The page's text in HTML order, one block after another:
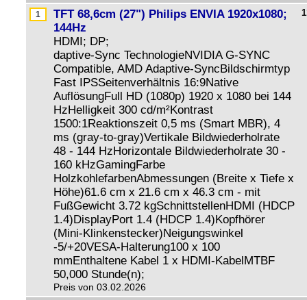
TFT 68,6cm (27") Philips ENVIA 1920x1080;
144Hz
HDMI; DP;
daptive-Sync TechnologieNVIDIA G-SYNC
Compatible, AMD Adaptive-SyncBildschirmtyp
Fast IPSSeitenverhältnis 16:9Native
AuflösungFull HD (1080p) 1920 x 1080 bei 144
HzHelligkeit 300 cd/m²Kontrast
1500:1Reaktionszeit 0,5 ms (Smart MBR), 4
ms (gray-to-gray)Vertikale Bildwiederholrate
48 - 144 HzHorizontale Bildwiederholrate 30 -
160 kHzGamingFarbe
HolzkohlefarbenAbmessungen (Breite x Tiefe x
Höhe)61.6 cm x 21.6 cm x 46.3 cm - mit
FußGewicht 3.72 kgSchnittstellenHDMI (HDCP
1.4)DisplayPort 1.4 (HDCP 1.4)Kopfhörer
(Mini-Klinkenstecker)Neigungswinkel
-5/+20VESA-Halterung100 x 100
mmEnthaltene Kabel 1 x HDMI-KabelMTBF
50,000 Stunde(n);
Preis von 03.02.2026